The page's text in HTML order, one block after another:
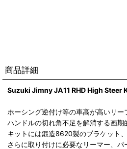
商品詳細
Suzuki Jimny JA11 RHD High Steer
ホーシング逆付け等の車高が高いリー
ハンドルの切れ角不足を解消する画期
キットには鍛造8620製のブラケット
さらに取り付けに必要なリーマー、パ